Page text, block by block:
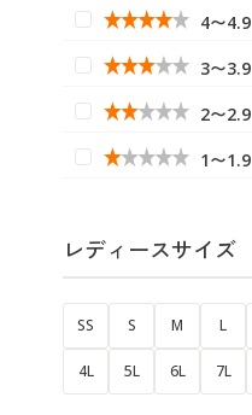
4〜4.9
3〜3.9
2〜2.9
1〜1.9
レディースサイズ
SS S M L
4L 5L 6L 7L